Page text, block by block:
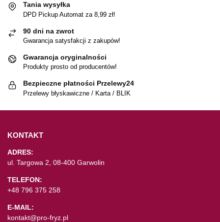
Tania wysyłka
DPD Pickup Automat za 8,99 zł!
90 dni na zwrot
Gwarancja satysfakcji z zakupów!
Gwarancja oryginalności
Produkty prosto od producentów!
Bezpieczne płatności Przelewy24
Przelewy błyskawiczne / Karta / BLIK
KONTAKT
ADRES:
ul. Targowa 2, 08-400 Garwolin
TELEFON:
+48 796 375 258
E-MAIL:
kontakt@pro-fryz.pl